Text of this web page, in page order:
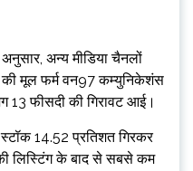
अन्य मीडिया चैनलों
की मूल फर्म वन97 कम्युनिकेशंस
13 फीसदी की गिरावट आई।
14.52 प्रतिशत गिरकर
लिस्टिंग के बाद से सबसे कम